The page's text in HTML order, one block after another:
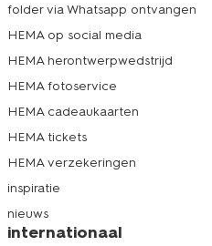
folder via Whatsapp ontvangen
HEMA op social media
HEMA herontwerpwedstrijd
HEMA fotoservice
HEMA cadeaukaarten
HEMA tickets
HEMA verzekeringen
inspiratie
nieuws
internationaal